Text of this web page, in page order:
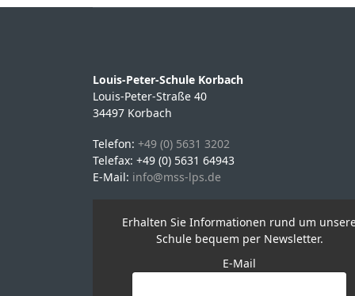
Louis-Peter-Schule Korbach
Louis-Peter-Straße 40
34497 Korbach
Telefon: +49 (0) 5631 3202
Telefax: +49 (0) 5631 64943
E-Mail: info@mss-lps.de
Erhalten Sie Informationen rund um
Schule bequem per Newsletter.
E-Mail